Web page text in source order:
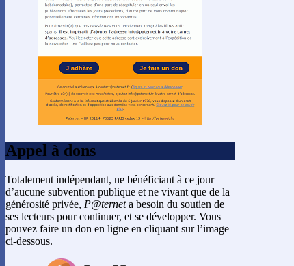
Appel à dons
Totalement indépendant, ne bénéficiant à ce jour
d’aucune subvention publique et ne vivant que de la
générosité privée, P@terneta besoin du soutien de
ses lecteurs pour continuer, et se développer. Vous
pouvez faire un don en ligne en cliquant sur l’image
ci-dessous.